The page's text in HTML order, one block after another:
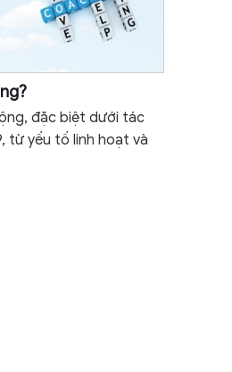
đặc biệt dưới tác
từ yếu tố linh hoạt và